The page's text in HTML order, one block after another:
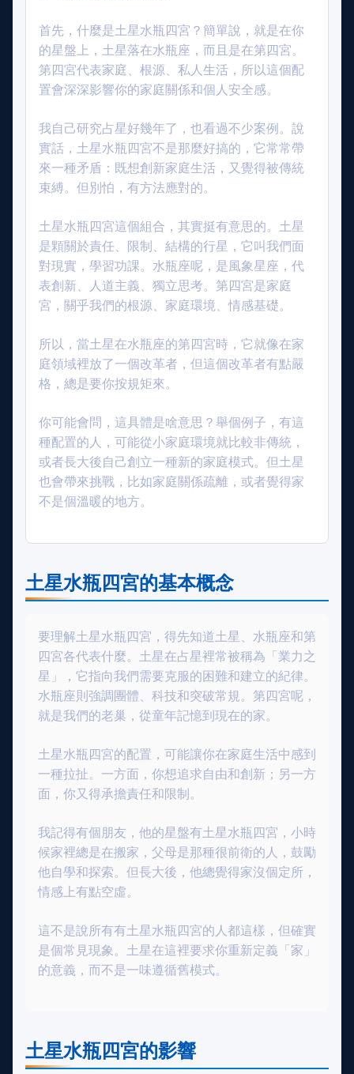
首先，什麼是土星水瓶四宮？簡單說，就是在你
的星盤上，土星落在水瓶座，而且是在第四宮。
第四宮代表家庭、根源、私人生活，所以這個配
置會深深影響你的家庭關係和個人安全感。
我自己研究占星好幾年了，也看過不少案例。說
實話，土星水瓶四宮不是那麼好搞的，它常常帶
來一種矛盾：既想創新家庭生活，又覺得被傳統
束縛。但別怕，有方法應對的。
土星水瓶四宮這個組合，其實挺有意思的。土星
是顆關於責任、限制、結構的行星，它叫我們面
對現實，學習功課。水瓶座呢，是風象星座，代
表創新、人道主義、獨立思考。第四宮是家庭
宮，關乎我們的根源、家庭環境、情感基礎。
所以，當土星在水瓶座的第四宮時，它就像在家
庭領域裡放了一個改革者，但這個改革者有點嚴
格，總是要你按規矩來。
你可能會問，這具體是啥意思？舉個例子，有這
種配置的人，可能從小家庭環境就比較非傳統，
或者長大後自己創立一種新的家庭模式。但土星
也會帶來挑戰，比如家庭關係疏離，或者覺得家
不是個溫暖的地方。
土星水瓶四宮的基本概念
要理解土星水瓶四宮，得先知道土星、水瓶座和第
四宮各代表什麼。土星在占星裡常被稱為「業力之
星」，它指向我們需要克服的困難和建立的紀律。
水瓶座則強調團體、科技和突破常規。第四宮呢，
就是我們的老巢，從童年記憶到現在的家。
土星水瓶四宮的配置，可能讓你在家庭生活中感到
一種拉扯。一方面，你想追求自由和創新；另一方
面，你又得承擔責任和限制。
我記得有個朋友，他的星盤有土星水瓶四宮，小時
候家裡總是在搬家，父母是那種很前衛的人，鼓勵
他自學和探索。但長大後，他總覺得家沒個定所，
情感上有點空虛。
這不是說所有有土星水瓶四宮的人都這樣，但確實
是個常見現象。土星在這裡要求你重新定義「家」
的意義，而不是一味遵循舊模式。
土星水瓶四宮的影響